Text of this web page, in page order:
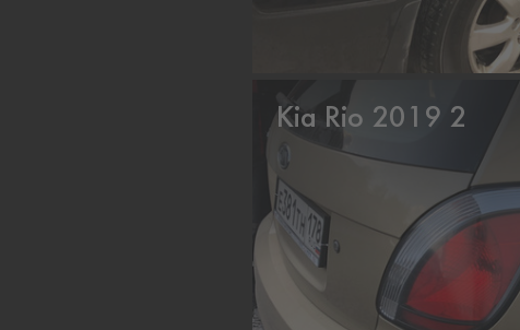
Kia Rio 2019 2